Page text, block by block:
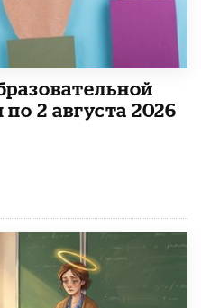
2 августа 2026